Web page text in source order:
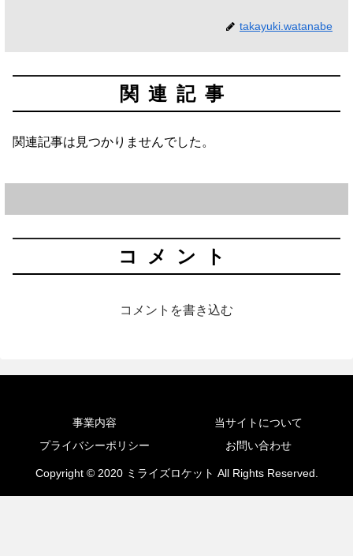
takayuki.watanabe
関連記事
関連記事は見つかりませんでした。
コメント
コメントを書き込む
事業内容
当サイトについて
プライバシーポリシー
お問い合わせ
Copyright © 2020 ミライズロケット All Rights Reserved.